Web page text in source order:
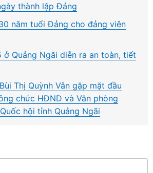
thành lập Đảng
năm tuổi Đảng cho đảng viên
ở Quảng Ngãi diễn ra an toàn, tiết
Thị Quỳnh Vân gặp mặt đầu
chức HĐND và Văn phòng
hội tỉnh Quảng Ngãi